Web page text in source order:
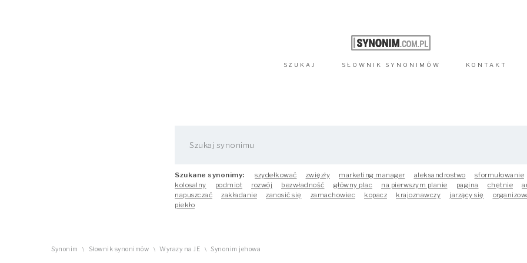
SZUKAJ SŁOWNIK SYNONIMÓW KONTAKT
Szukane synonimy: szydełkować zwięzły marketing manager aleksandrostwo sformułowanie
kolosalny
podmiot rozwój bezwładność główny plac na pierwszym planie pagina chętnie
napuszczać
zakładanie zanosić się zamachowiec kopacz krajoznawczy jarzący się
piekło
Synonim \ Słownik synonimów \ Wyrazy na JE \ Synonim jehowa